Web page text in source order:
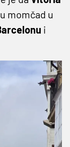
momčad u
i